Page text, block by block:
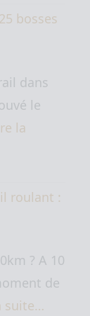
bosses
dans
le
la
roulant :
? A 10
de
suite…